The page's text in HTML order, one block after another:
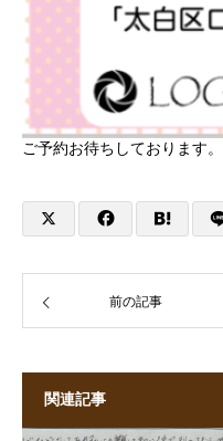
ご予約お待ちしております。
前の記事
関連記事